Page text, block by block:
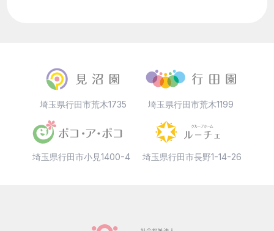
埼玉県行田市荒木1735 埼玉県行田市荒木1199
埼玉県行田市小見1400-4 埼玉県行田市長野1-14-26